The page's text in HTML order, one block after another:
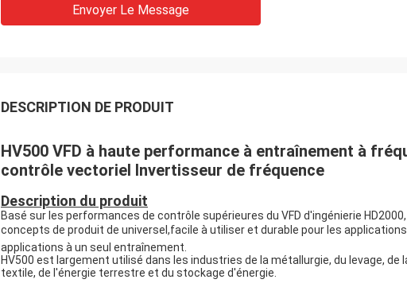
Envoyer Le Message
DESCRIPTION DE PRODUIT
HV500 VFD à haute performance à entraînement à
contrôle vectoriel Invertisseur de fréquence
Description du produit
Basé sur les performances de contrôle supérieures du VFD d'ingénierie
concepts de produit de universel,facile à utiliser et durable pour les
applications à un seul entraînement.
HV500 est largement utilisé dans les industries de la métallurgie, du levage, de
textile, de l'énergie terrestre et du stockage d'énergie.